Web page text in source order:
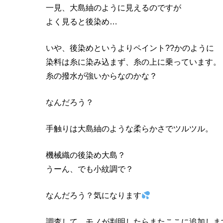
一見、大島紬のように見えるのですが
よく見ると後染め…
いや、後染めというよりペイント??かのように
染料は糸に染み込まず、糸の上に乗っています。
糸の撥水が強いからなのかな？
なんだろう？
手触りは大島紬のような柔らかさでツルツル。
機械織の後染め大島？
うーん、でも小紋調で？
なんだろう？気になります